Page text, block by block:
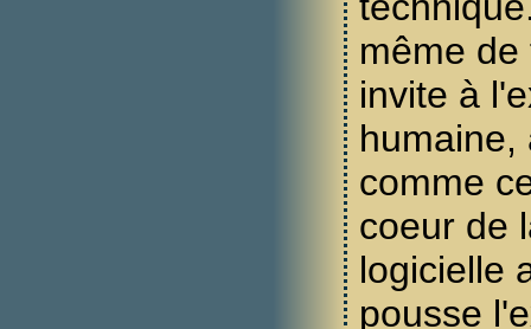
même
invite à
humaine,
comme
coeur de
logicielle
pousse